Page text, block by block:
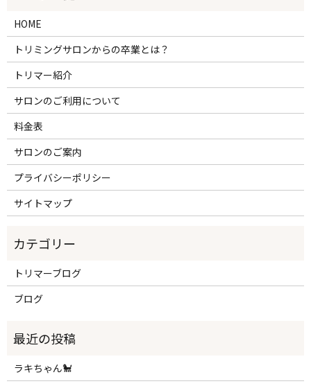
HOME
トリミングサロンからの卒業とは？
トリマー紹介
サロンのご利用について
料金表
サロンのご案内
プライバシーポリシー
サイトマップ
トリマーブログ
ブログ
ラキちゃん🐩